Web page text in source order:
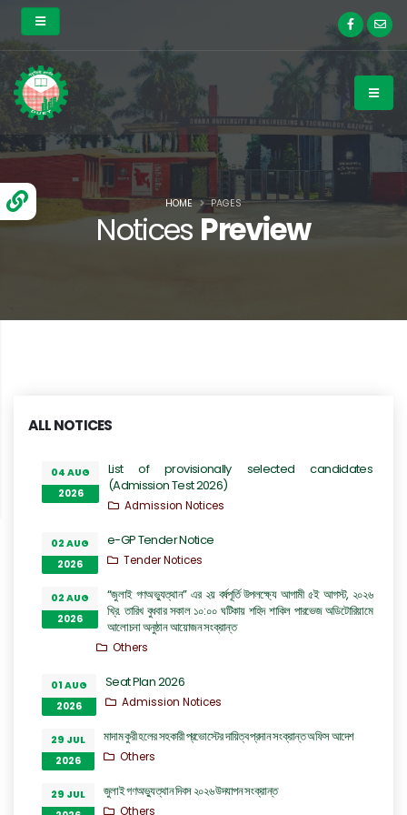
Notices Preview
HOME PAGES
ALL NOTICES
04 AUG
2026
List of provisionally selected candidates
(Admission Test 2026)
Admission Notices
02 AUG
2026
e-GP Tender Notice
Tender Notices
02 AUG
2026
“জুলাই গণঅভ্যুত্থান” এর ২য় বর্ষপূর্তি উপলক্ষ্যে আগামী ৫ই আগস্ট, ২০২৬
খ্রি. তারিখ বুধবার সকাল ১০:০০ ঘটিকায় শহিদ শাকিল পারভেজ অডিটোরিয়ামে
আলোচনা অনুষ্ঠান আয়োজন সংক্রান্ত
Others
01 AUG
2026
Seat Plan 2026
Admission Notices
29 JUL
2026
মাদাম কুরী হলের সহকারী প্রভোস্টের দায়িত্ব প্রদান সংক্রান্ত অফিস আদেশ
Others
29 JUL
জুলাই গণঅভ্যুত্থান দিবস ২০২৬ উদযাপন সংক্রান্ত
Others